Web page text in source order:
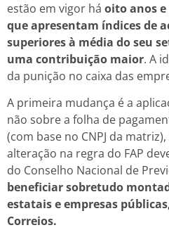
estão em vigor há oito anos
que apresentam índices de
superiores à média do seu
uma contribuição maior. A
da punição no caixa das
A primeira mudança é a
não sobre a folha de
(com base no CNPJ da
alteração na regra do FAP
do Conselho Nacional de
beneficiar sobretudo
estatais e empresas
Correios.